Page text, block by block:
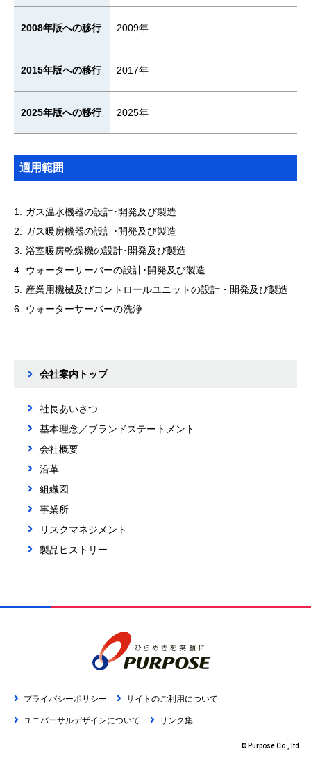
2008年版への移行 2009年
2015年版への移行 2017年
2025年版への移行 2025年
適用範囲
ガス温水機器の設計･開発及び製造
ガス暖房機器の設計･開発及び製造
浴室暖房乾燥機の設計･開発及び製造
ウォーターサーバーの設計･開発及び製造
産業用機械及びコントロールユニットの設計・開発及び製造
ウォーターサーバーの洗浄
会社案内トップ
社長あいさつ
基本理念／ブランドステートメント
会社概要
沿革
組織図
事業所
リスクマネジメント
製品ヒストリー
プライバシーポリシー サイトのご利用について
ユニバーサルデザインについて リンク集
© Purpose Co., ltd.